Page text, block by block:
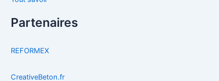
Partenaires
REFORMEX
CreativeBeton.fr